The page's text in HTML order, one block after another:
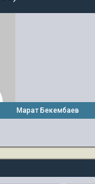
Марат Бекембаев